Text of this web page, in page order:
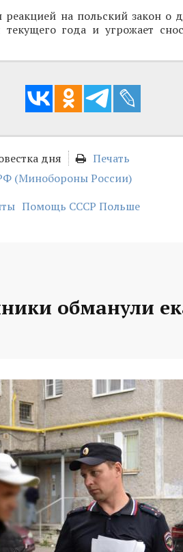
реакцией на польский закон о
года и угрожает
дня
Печать
(Минобороны России)
Помощь СССР Польше
обманули